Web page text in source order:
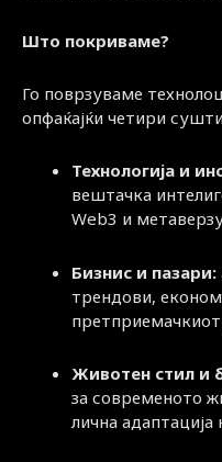
Што покриваме?
Го поврзуваме
опфаќајќи четири
Технологија и
вештачка
Web3 и
Бизнис и пазари:
трендови,
Животен стил и
за современото
лична